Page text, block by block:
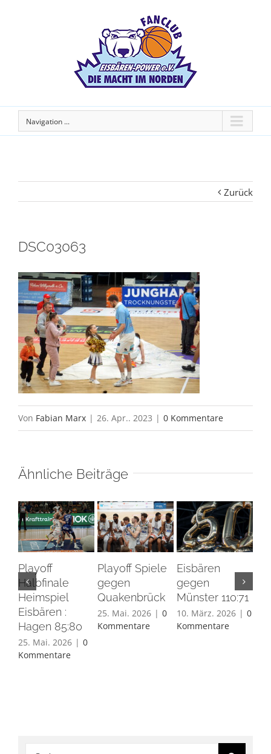
Navigation ...
Zurück
DSC03063
Von Fabian Marx | 26. Apr.. 2023 | 0 Kommentare
Ähnliche Beiträge
Playoff
Halbfinale
Heimspiel
Eisbären :
Hagen 85:80
25. Mai. 2026 | 0
Kommentare
Playoff Spiele
gegen
Quakenbrück
25. Mai. 2026 | 0
Kommentare
Eisbären
gegen
Münster 110:71
10. März. 2026 | 0
Kommentare